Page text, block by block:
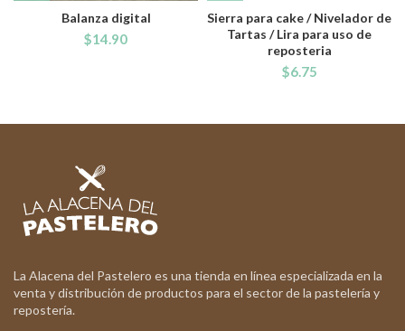
Balanza digital
$14.90
Sierra para cake / Nivelador de
Tartas / Lira para uso de
reposteria
$6.75
La Alacena del Pastelero es una tienda en línea especializada en la
venta y distribución de productos para el sector de la pastelería y
repostería.